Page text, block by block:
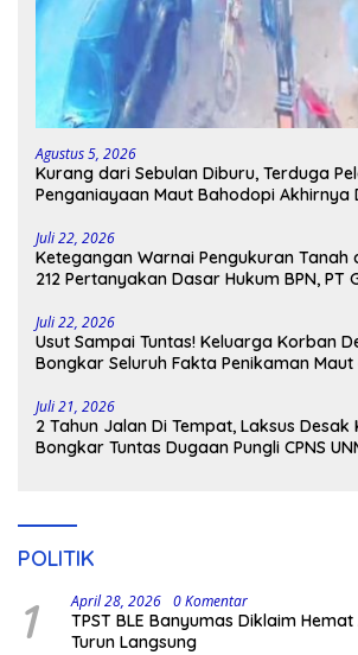
Agustus 5, 2026
Kurang dari Sebulan Diburu, Terduga
Penganiayaan Maut Bahodopi Akhirnya
Juli 22, 2026
Ketegangan Warnai Pengukuran Tanah
212 Pertanyakan Dasar Hukum BPN, PT
Juli 22, 2026
Usut Sampai Tuntas! Keluarga Korban
Bongkar Seluruh Fakta Penikaman Maut
Juli 21, 2026
2 Tahun Jalan Di Tempat, Laksus Desak
Bongkar Tuntas Dugaan Pungli CPNS
POLITIK
1 April 28, 2026 0 Komentar
TPST BLE Banyumas Diklaim
Turun Langsung